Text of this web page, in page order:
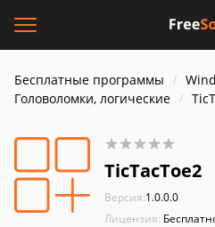
Бесплатные программы
Головоломки, логические
TicTacToe2
Версия:1.0.0.0
Лицензия: